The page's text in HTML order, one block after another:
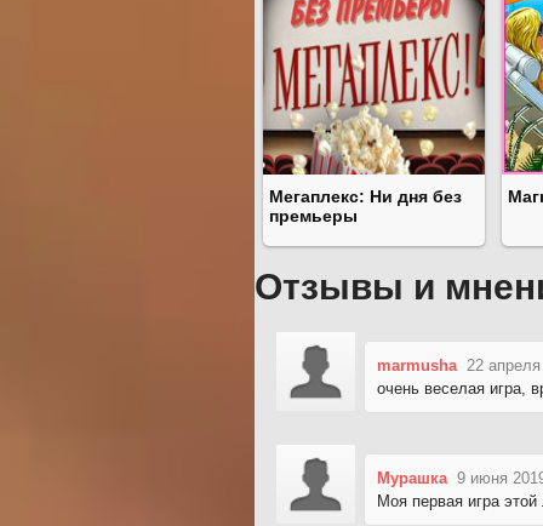
Мегаплекс: Ни дня без
премьеры
Отзывы и
marmusha 22
очень веселая игра,
Мурашка 9 июня
Моя первая игра